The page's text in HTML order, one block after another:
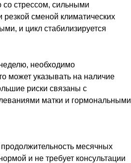
со стрессом, сильными
сменой климатических
и цикл стабилизируется
необходимо
может указывать на наличие
риски связаны с
матки и гормональными
месячных
и не требует консультации